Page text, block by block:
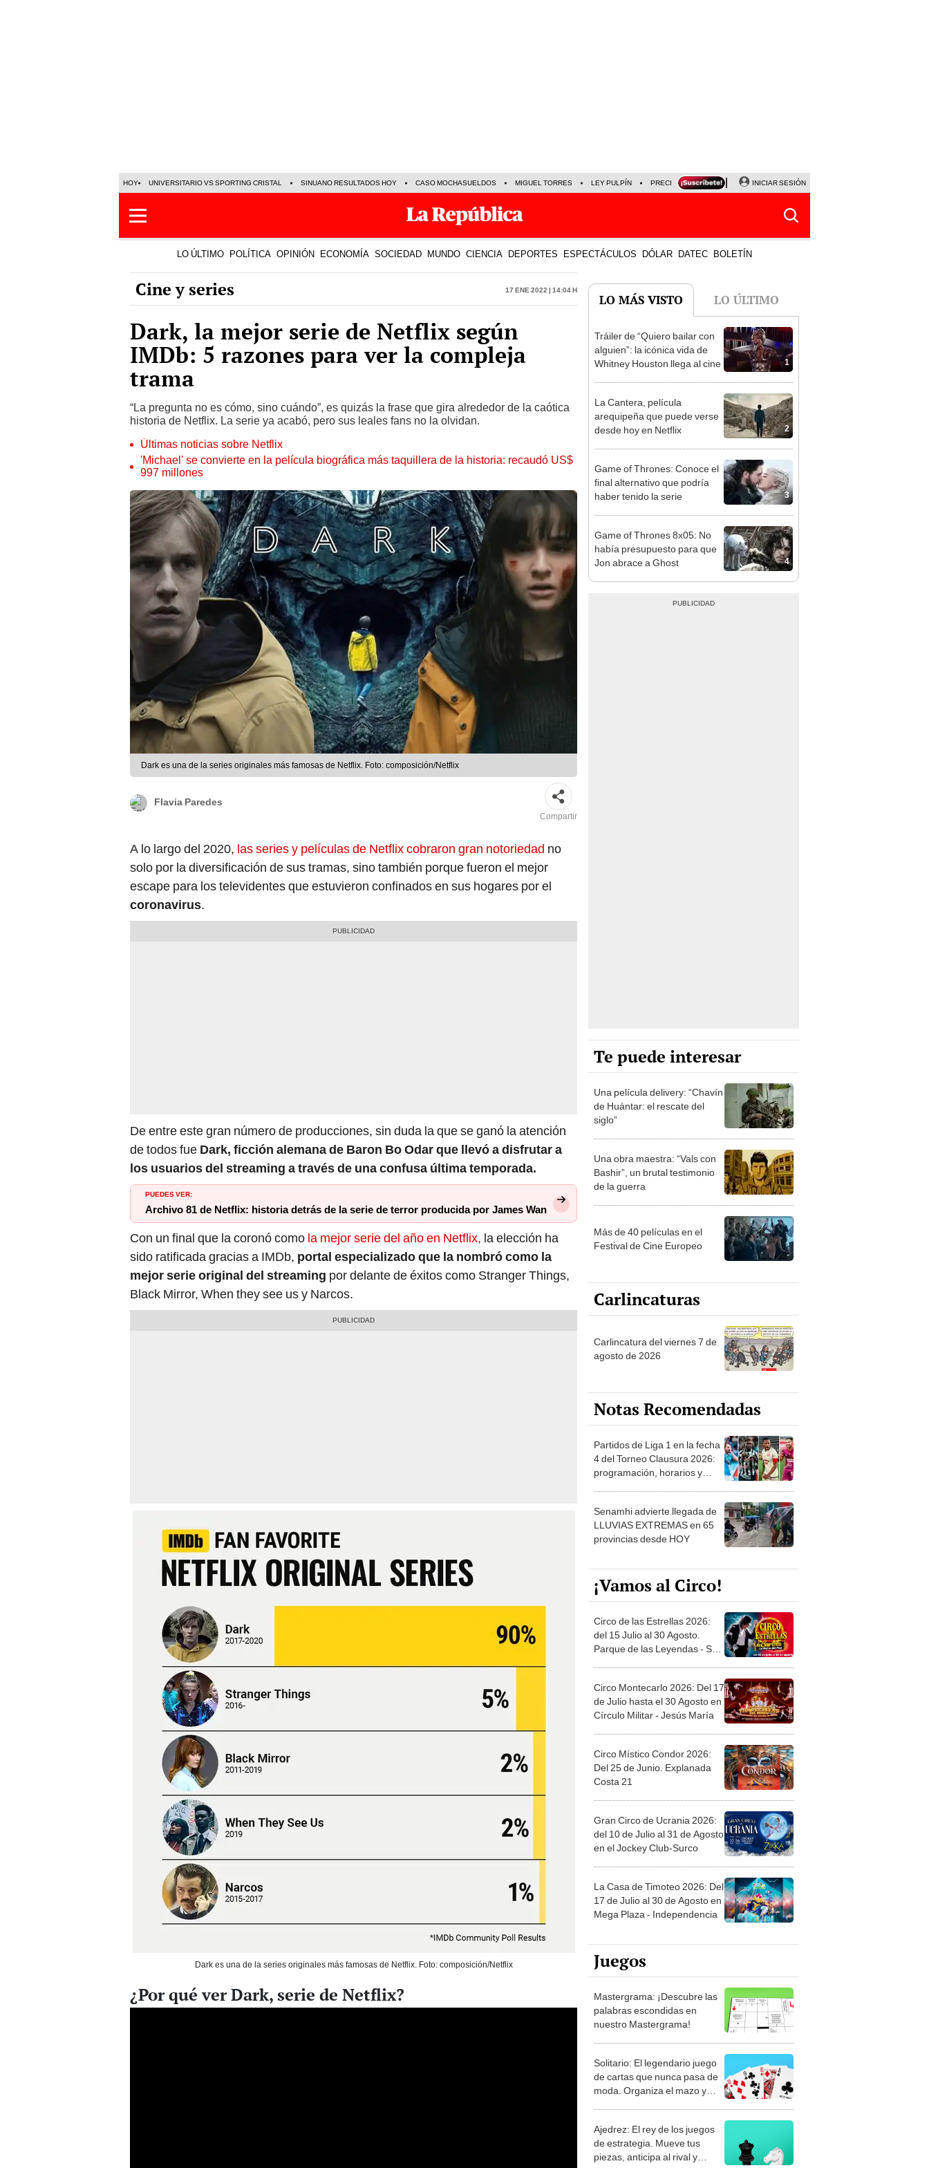
HOY UNIVERSITARIO VS SPORTING CRISTAL SINUANO RESULTADOS HOY CASO MOCHASUELDOS MIGUEL TORRES LEY PULPÍN PRECIO DEL DÓLAR CORTE DE LUZ VIERNES 7 DE AGOSTO
INICIAR SESIÓN
LO ÚLTIMO POLÍTICA OPINIÓN ECONOMÍA SOCIEDAD MUNDO CIENCIA DEPORTES ESPECTÁCULOS DÓLAR DATEC BOLETÍN
Cine y series 17 Ene 2022 | 14:04 h
Dark, la mejor serie de Netflix según
IMDb: 5 razones para ver la compleja
trama
“La pregunta no es cómo, sino cuándo”, es quizás la frase que gira alrededor de la caótica
historia de Netflix. La serie ya acabó, pero sus leales fans no la olvidan.
Últimas noticias sobre Netflix
'Michael' se convierte en la película biográfica más taquillera de la historia: recaudó US$
997 millones
Dark es una de la series originales más famosas de Netflix. Foto: composición/Netflix
Flavia Paredes
Compartir
A lo largo del 2020, las series y películas de Netflix cobraron gran notoriedad no
solo por la diversificación de sus tramas, sino también porque fueron el mejor
escape para los televidentes que estuvieron confinados en sus hogares por el
coronavirus.
De entre este gran número de producciones, sin duda la que se ganó la atención
de todos fue Dark, ficción alemana de Baron Bo Odar que llevó a disfrutar a
los usuarios del streaming a través de una confusa última temporada.
PUEDES VER:
Archivo 81 de Netflix: historia detrás de la serie de terror producida por James Wan
Con un final que la coronó como la mejor serie del año en Netflix, la elección ha
sido ratificada gracias a IMDb, portal especializado que la nombró como la
mejor serie original del streaming por delante de éxitos como Stranger Things,
Black Mirror, When they see us y Narcos.
Dark es una de la series originales más famosas de Netflix. Foto: composición/Netflix
¿Por qué ver Dark, serie de Netflix?
LO MÁS VISTO LO ÚLTIMO
1
Tráiler de “Quiero bailar con
alguien”: la icónica vida de
Whitney Houston llega al cine
2
La Cantera, película
arequipeña que puede verse
desde hoy en Netflix
3
Game of Thrones: Conoce el
final alternativo que podría
haber tenido la serie
4
Game of Thrones 8x05: No
había presupuesto para que
Jon abrace a Ghost
Te puede interesar
Una película delivery: “Chavín
de Huántar: el rescate del
siglo”
Una obra maestra: “Vals con
Bashir”, un brutal testimonio
de la guerra
Más de 40 películas en el
Festival de Cine Europeo
Carlincaturas
Carlincatura del viernes 7 de
agosto de 2026
Notas Recomendadas
Partidos de Liga 1 en la fecha
4 del Torneo Clausura 2026:
programación, horarios y
Senamhi advierte llegada de
LLUVIAS EXTREMAS en 65
provincias desde HOY
¡Vamos al Circo!
Circo de las Estrellas 2026:
del 15 Julio al 30 Agosto.
Parque de las Leyendas - San
Circo Montecarlo 2026: Del 17
de Julio hasta el 30 Agosto en
Círculo Militar - Jesús María
Circo Místico Condor 2026:
Del 25 de Junio. Explanada
Costa 21
Gran Circo de Ucrania 2026:
del 10 de Julio al 31 de Agosto
en el Jockey Club-Surco
La Casa de Timoteo 2026: Del
17 de Julio al 30 de Agosto en
Mega Plaza - Independencia
Juegos
Mastergrama: ¡Descubre las
palabras escondidas en
nuestro Mastergrama!
Solitario: El legendario juego
de cartas que nunca pasa de
moda. Organiza el mazo y
Ajedrez: El rey de los juegos
de estrategia. Mueve tus
piezas, anticipa al rival y